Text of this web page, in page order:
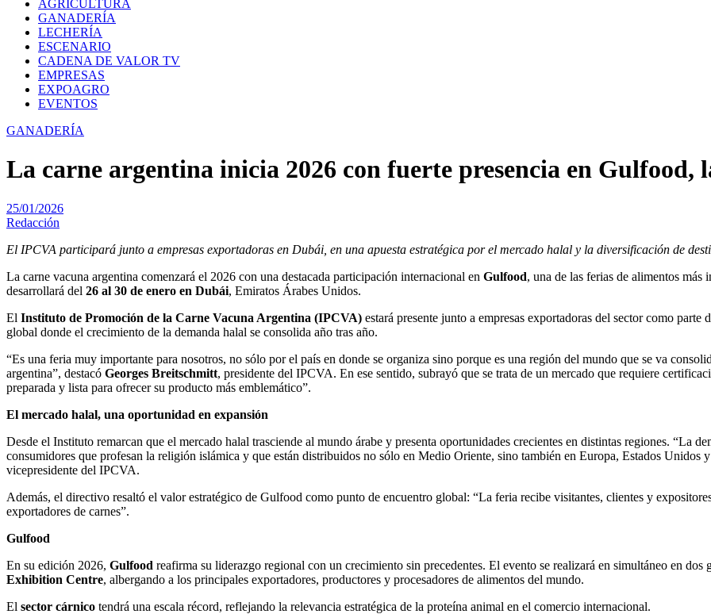
AGRICULTURA
GANADERÍA
LECHERÍA
ESCENARIO
CADENA DE VALOR TV
EMPRESAS
EXPOAGRO
EVENTOS
GANADERÍA
La carne argentina inicia 2026 con fuerte presencia en Gulfood,
25/01/2026
Redacción
El IPCVA participará junto a empresas exportadoras en Dubái, en una apuesta estratégica por el mercado halal y la diversificación de
La carne vacuna argentina comenzará el 2026 con una destacada participación internacional en Gulfood, una de las ferias de alimentos más
desarrollará del 26 al 30 de enero en Dubái, Emiratos Árabes Unidos.
El Instituto de Promoción de la Carne Vacuna Argentina (IPCVA) estará presente junto a empresas exportadoras del sector como parte
global donde el crecimiento de la demanda halal se consolida año tras año.
“Es una feria muy importante para nosotros, no sólo por el país en donde se organiza sino porque es una región del mundo que se va
argentina”, destacó Georges Breitschmitt, presidente del IPCVA. En ese sentido, subrayó que se trata de un mercado que requiere
preparada y lista para ofrecer su producto más emblemático”.
El mercado halal, una oportunidad en expansión
Desde el Instituto remarcan que el mercado halal trasciende al mundo árabe y presenta oportunidades crecientes en distintas regiones. “La
consumidores que profesan la religión islámica y que están distribuidos no sólo en Medio Oriente, sino también en Europa, Estados Unidos y
vicepresidente del IPCVA.
Además, el directivo resaltó el valor estratégico de Gulfood como punto de encuentro global: “La feria recibe visitantes, clientes y
exportadores de carnes”.
Gulfood
En su edición 2026, Gulfood reafirma su liderazgo regional con un crecimiento sin precedentes. El evento se realizará en simultáneo en dos
Exhibition Centre, albergando a los principales exportadores, productores y procesadores de alimentos del mundo.
El sector cárnico tendrá una escala récord, reflejando la relevancia estratégica de la proteína animal en el comercio internacional.